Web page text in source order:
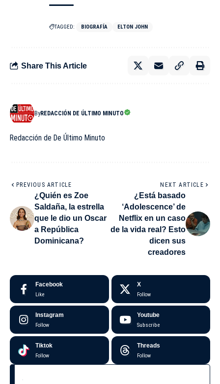
TAGGED: BIOGRAFÍA ELTON JOHN
Share This Article
ByREDACCIÓN DE ÚLTIMO MINUTO
Redacción de De Último Minuto
PREVIOUS ARTICLE
¿Quién es Zoe
Saldaña, la estrella
que le dio un Oscar
a República
Dominicana?
NEXT ARTICLE
¿Está basado
‘Adolescence’ de
Netflix en un caso
de la vida real? Esto
dicen sus
creadores
Facebook
Like
X
Follow
Instagram
Follow
Youtube
Subscribe
Tiktok
Follow
Threads
Follow